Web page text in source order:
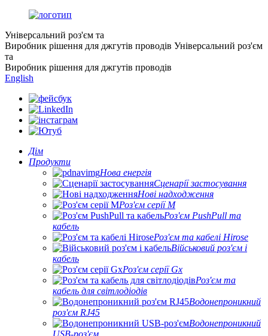
Універсальний роз'єм та
Виробник рішення для джгутів проводів Універсальний роз'єм
та
Виробник рішення для джгутів проводів
English
Дім
Продукти
Нова енергія
Сценарії застосування
Нові надходження
Роз'єм серії M
Роз'єм PushPull та
кабель
Роз'єм та кабелі Hirose
Військовий роз'єм і
кабель
Роз'єм серії Gx
Роз'єм та
кабель для світлодіодів
Водонепроникний
роз'єм RJ45
Водонепроникний
USB-роз'єм